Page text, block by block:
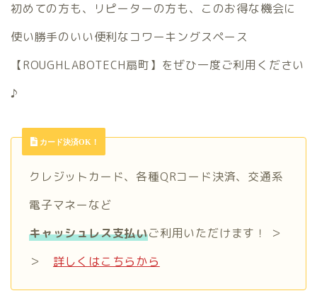
初めての方も、リピーターの方も、このお得な機会に
使い勝手のいい便利なコワーキングスペース
【ROUGHLABOTECH扇町】をぜひ一度ご利用ください
♪
カード決済OK！
クレジットカード、各種QRコード決済、交通系
電子マネーなど
キャッシュレス支払いご利用いただけます！ ＞
＞ 詳しくはこちらから